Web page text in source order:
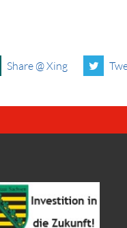
Share @ Xing